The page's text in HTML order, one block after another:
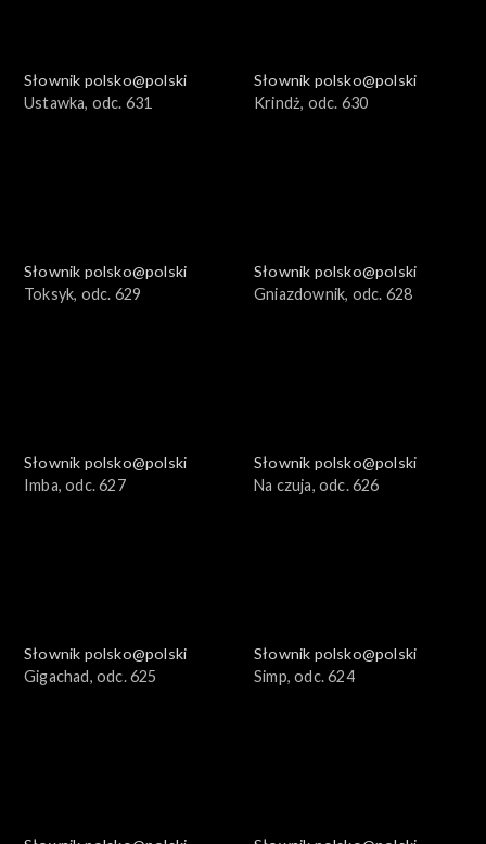
Słownik polsko@polski
Ustawka, odc. 631
Słownik polsko@polski
Krindż, odc. 630
Słownik polsko@polski
Toksyk, odc. 629
Słownik polsko@polski
Gniazdownik, odc. 628
Słownik polsko@polski
Imba, odc. 627
Słownik polsko@polski
Na czuja, odc. 626
Słownik polsko@polski
Gigachad, odc. 625
Słownik polsko@polski
Simp, odc. 624